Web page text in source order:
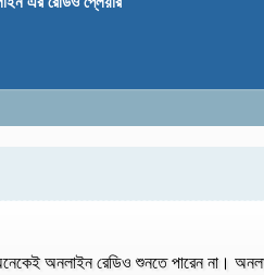
অনেকেই অনলাইন রেডিও শুনতে পারেন না।